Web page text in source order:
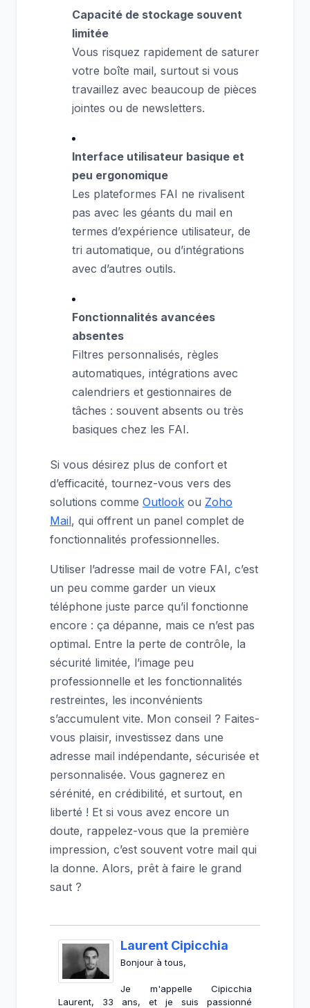
Capacité de stockage souvent
limitée
Vous risquez rapidement de saturer
votre boîte mail, surtout si vous
travaillez avec beaucoup de pièces
jointes ou de newsletters.
Interface utilisateur basique et
peu ergonomique
Les plateformes FAI ne rivalisent
pas avec les géants du mail en
termes d’expérience utilisateur, de
tri automatique, ou d’intégrations
avec d’autres outils.
Fonctionnalités avancées
absentes
Filtres personnalisés, règles
automatiques, intégrations avec
calendriers et gestionnaires de
tâches : souvent absents ou très
basiques chez les FAI.
Si vous désirez plus de confort et
d’efficacité, tournez-vous vers des
solutions comme Outlook ou Zoho
Mail, qui offrent un panel complet de
fonctionnalités professionnelles.
Utiliser l’adresse mail de votre FAI, c’est
un peu comme garder un vieux
téléphone juste parce qu’il fonctionne
encore : ça dépanne, mais ce n’est pas
optimal. Entre la perte de contrôle, la
sécurité limitée, l’image peu
professionnelle et les fonctionnalités
restreintes, les inconvénients
s’accumulent vite. Mon conseil ? Faites-
vous plaisir, investissez dans une
adresse mail indépendante, sécurisée et
personnalisée. Vous gagnerez en
sérénité, en crédibilité, et surtout, en
liberté ! Et si vous avez encore un
doute, rappelez-vous que la première
impression, c’est souvent votre mail qui
la donne. Alors, prêt à faire le grand
saut ?
Laurent Cipicchia
Bonjour à tous,
Je m'appelle Cipicchia
Laurent, 33 ans, et je suis passionné